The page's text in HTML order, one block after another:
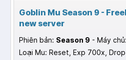
Goblin Mu Season 9 -
new server
Phiên bản: Season 9 - Máy
Loại Mu: Reset, Exp 700x, Drop